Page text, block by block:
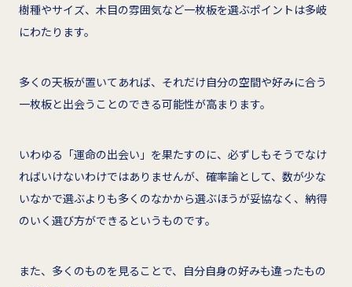
樹種やサイズ、木目の雰囲気など一枚板を選ぶポイントは多岐
にわたります。
多くの天板が置いてあれば、それだけ自分の空間や好みに合う
一枚板と出会うことのできる可能性が高まります。
いわゆる「運命の出会い」を果たすのに、必ずしもそうでなけ
ればいけないわけではありませんが、確率論として、数が少な
いなかで選ぶよりも多くのなかから選ぶほうが妥協なく、納得
のいく選び方ができるというものです。
また、多くのものを見ることで、自分自身の好みも違ったもの